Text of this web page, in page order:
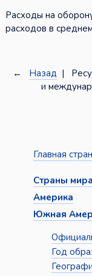
Расходы на
расходов в
← Назад |
и
Главная
Страны мира
Америка
Южная
Год